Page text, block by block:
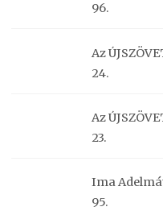
96.
Az
24.
Az
23.
Ima
95.